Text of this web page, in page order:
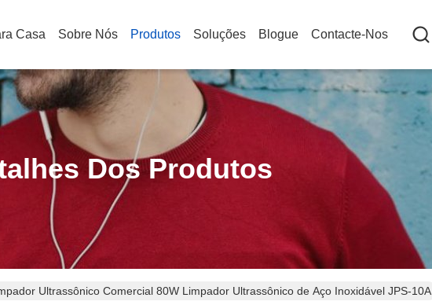
Casa Sobre Nós Produtos Soluções Blogue Contacte-Nos
Dos Produtos
Ultrassônico Comercial 80W Limpador Ultrassônico de Aço Inoxidável JPS-10A